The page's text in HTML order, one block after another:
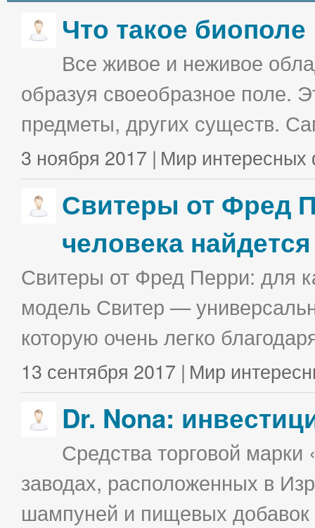
Что такое биополе
Все живое и неживое
образуя своеобразное поле.
предметы, других существ.
3 ноября 2017 | Мир интересных
Свитеры от Фред
человека
Свитеры от Фред Перри: для
модель Свитер —
которую очень легко
13 сентября 2017 | Мир
Dr. Nona:
Средства торговой
заводах, расположенных в
шампуней и пищевых